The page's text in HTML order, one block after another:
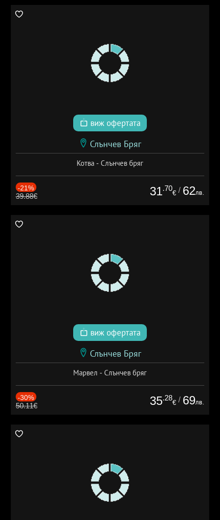
виж офертата
Слънчев Бряг
Котва - Слънчев бряг
-21%
39.88€ 31.70
€ / 62лв.
виж офертата
Слънчев Бряг
Марвел - Слънчев бряг
-30%
50.11€ 35.28
€ / 69лв.